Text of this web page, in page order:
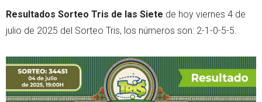
Resultados Sorteo Tris de las Siete de hoy viernes 4 de
julio de 2025 del Sorteo Tris, los números son: 2-1-0-5-5.